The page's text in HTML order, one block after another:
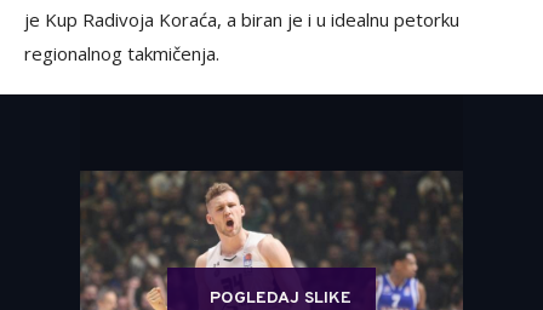
je Kup Radivoja Koraća, a biran je i u idealnu petorku
regionalnog takmičenja.
POGLEDAJ SLIKE